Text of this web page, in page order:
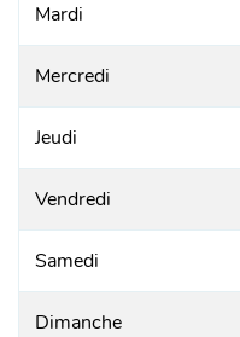
Mardi
Mercredi
Jeudi
Vendredi
Samedi
Dimanche